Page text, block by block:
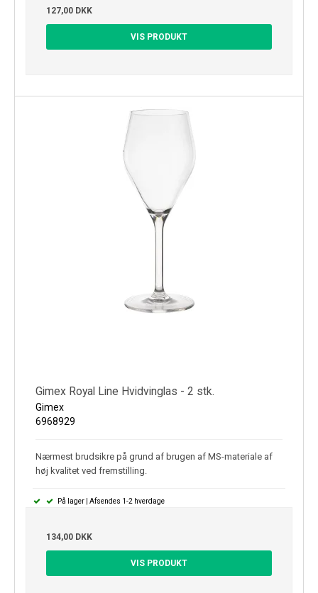
127,00 DKK
VIS PRODUKT
Gimex Royal Line Hvidvinglas - 2 stk.
Gimex
6968929
Nærmest brudsikre på grund af brugen af MS-materiale af
høj kvalitet ved fremstilling.
På lager | Afsendes 1-2 hverdage
134,00 DKK
VIS PRODUKT